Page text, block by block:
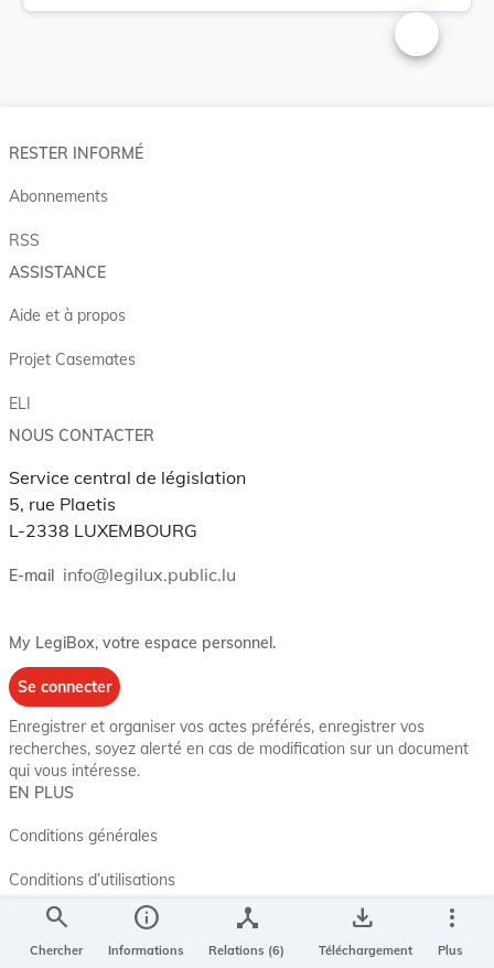
Changer la
search
Chercher
info
Informations
device_hub
Relations (6)
save_alt
Téléchargement
more_vert
Plus
RESTER INFORMÉ
Abonnements
RSS
ASSISTANCE
Aide et à propos
Projet Casemates
ELI
NOUS CONTACTER
Service central de législation
5, rue Plaetis
L-2338 LUXEMBOURG
E-mail info@legilux.public.lu
My LegiBox, votre espace personnel.
Se connecter
Enregistrer et organiser vos actes préférés, enregistrer vos
recherches, soyez alerté en cas de modification sur un document
qui vous intéresse.
EN PLUS
Conditions générales
Conditions d’utilisations
Accessibilité